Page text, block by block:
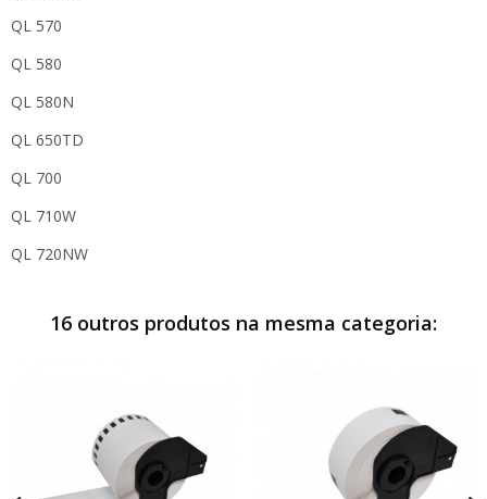
QL 570
QL 580
QL 580N
QL 650TD
QL 700
QL 710W
QL 720NW
16 outros produtos na mesma categoria: